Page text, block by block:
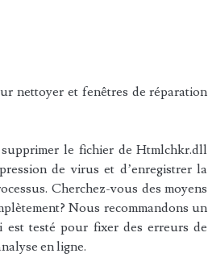
nettoyer et fenêtres de réparation
le fichier de Htmlchkr.dll
de virus et d’enregistrer la
Cherchez-vous des moyens
Nous recommandons un
testé pour fixer des erreurs de
en ligne.